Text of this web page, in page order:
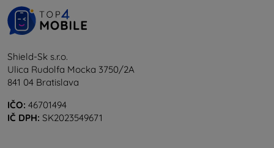
Shield-Sk s.r.o.
Ulica Rudolfa Mocka 3750/2A
841 04 Bratislava
IČO: 46701494
IČ DPH: SK2023549671